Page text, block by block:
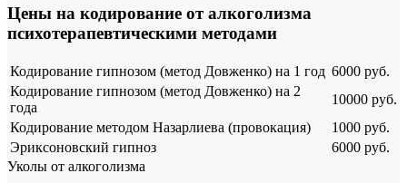
Цены на кодирование от алкоголизма
психотерапевтическими методами
Кодирование гипнозом (метод Довженко) на 1 год 6000 руб.
Кодирование гипнозом (метод Довженко) на 2
года
10000 руб.
Кодирование методом Назарлиева (провокация)
1000 руб.
Эриксоновский гипноз
6000 руб.
Уколы от алкоголизма